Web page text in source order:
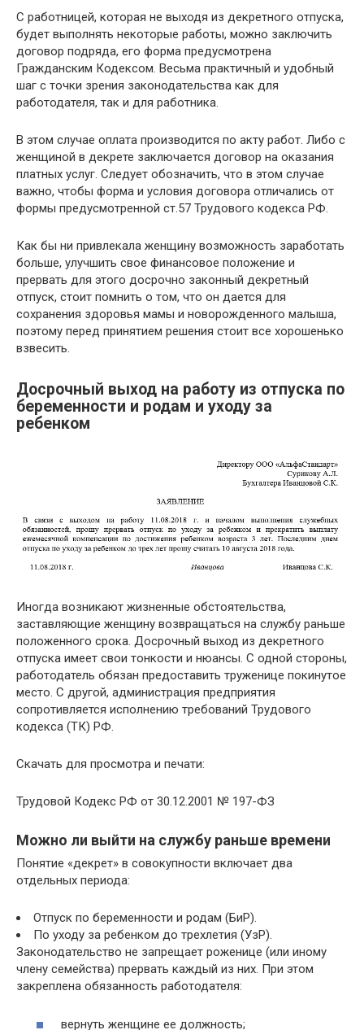
С работницей, которая не выходя из декретного отпуска,
будет выполнять некоторые работы, можно заключить
договор подряда, его форма предусмотрена
Гражданским Кодексом. Весьма практичный и удобный
шаг с точки зрения законодательства как для
работодателя, так и для работника.
В этом случае оплата производится по акту работ. Либо с
женщиной в декрете заключается договор на оказания
платных услуг. Следует обозначить, что в этом случае
важно, чтобы форма и условия договора отличались от
формы предусмотренной ст.57 Трудового кодекса РФ.
Как бы ни привлекала женщину возможность заработать
больше, улучшить свое финансовое положение и
прервать для этого досрочно законный декретный
отпуск, стоит помнить о том, что он дается для
сохранения здоровья мамы и новорожденного малыша,
поэтому перед принятием решения стоит все хорошенько
взвесить.
Досрочный выход на работу из отпуска по
беременности и родам и уходу за
ребенком
Иногда возникают жизненные обстоятельства,
заставляющие женщину возвращаться на службу раньше
положенного срока. Досрочный выход из декретного
отпуска имеет свои тонкости и нюансы. С одной стороны,
работодатель обязан предоставить труженице покинутое
место. С другой, администрация предприятия
сопротивляется исполнению требований Трудового
кодекса (ТК) РФ.
Скачать для просмотра и печати:
Трудовой Кодекс РФ от 30.12.2001 № 197-ФЗ
Можно ли выйти на службу раньше времени
Понятие «декрет» в совокупности включает два
отдельных периода:
Отпуск по беременности и родам (БиР).
По уходу за ребенком до трехлетия (УзР).
Законодательство не запрещает роженице (или иному
члену семейства) прервать каждый из них. При этом
закреплена обязанность работодателя:
вернуть женщине ее должность;